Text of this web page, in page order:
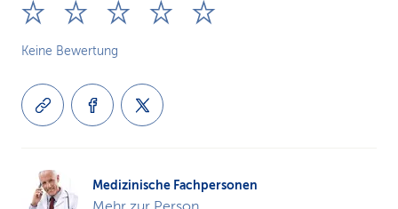
Keine Bewertung
Medizinische Fachpersonen